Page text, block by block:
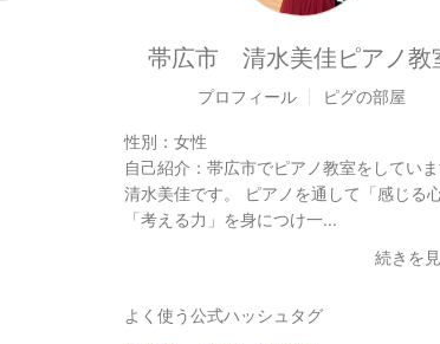
帯広市 清水美佳ピアノ教
プロフィール ピグの部屋
性別： 女性
自己紹介： 帯広市でピアノ教室をしていま
清水美佳です。 ピアノを通して「感じる心
「考える力」を身につけ一...
続きを
よく使う公式ハッシュタグ